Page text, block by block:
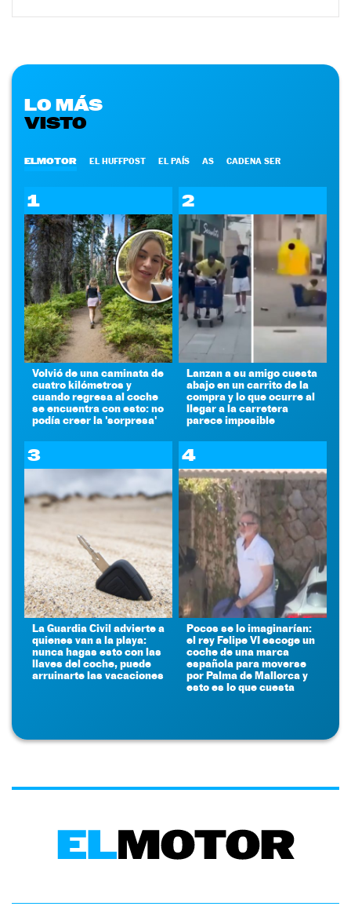
LO MÁS
VISTO
ELMOTOR EL HUFFPOST EL PAÍS AS CADENA SER
1
Volvió de una caminata de
cuatro kilómetros y
cuando regresa al coche
se encuentra con esto: no
podía creer la 'sorpresa'
2
Lanzan a su amigo cuesta
abajo en un carrito de la
compra y lo que ocurre al
llegar a la carretera
parece imposible
3
La Guardia Civil advierte a
quienes van a la playa:
nunca hagas esto con las
llaves del coche, puede
arruinarte las vacaciones
4
Pocos se lo imaginarían:
el rey Felipe VI escoge un
coche de una marca
española para moverse
por Palma de Mallorca y
esto es lo que cuesta